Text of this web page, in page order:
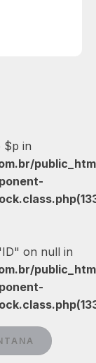
$p in
on null in